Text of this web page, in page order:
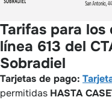
Tarifas para los
línea 613 del
Sobradiel
Tarjetas de pago:
permitidas HASTA